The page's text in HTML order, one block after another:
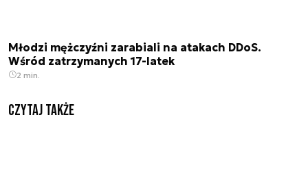
Młodzi mężczyźni zarabiali na atakach DDoS.
Wśród zatrzymanych 17-latek
2 min.
Czytaj także